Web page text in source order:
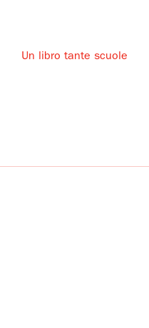
Un libro tante scuole